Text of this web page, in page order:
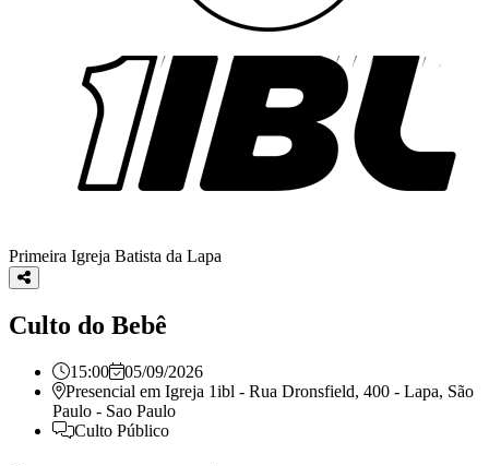
Primeira Igreja Batista da Lapa
Culto do Bebê
15:00
05/09/2026
Presencial em Igreja 1ibl - Rua Dronsfield, 400 - Lapa, São
Paulo - Sao Paulo
Culto Público